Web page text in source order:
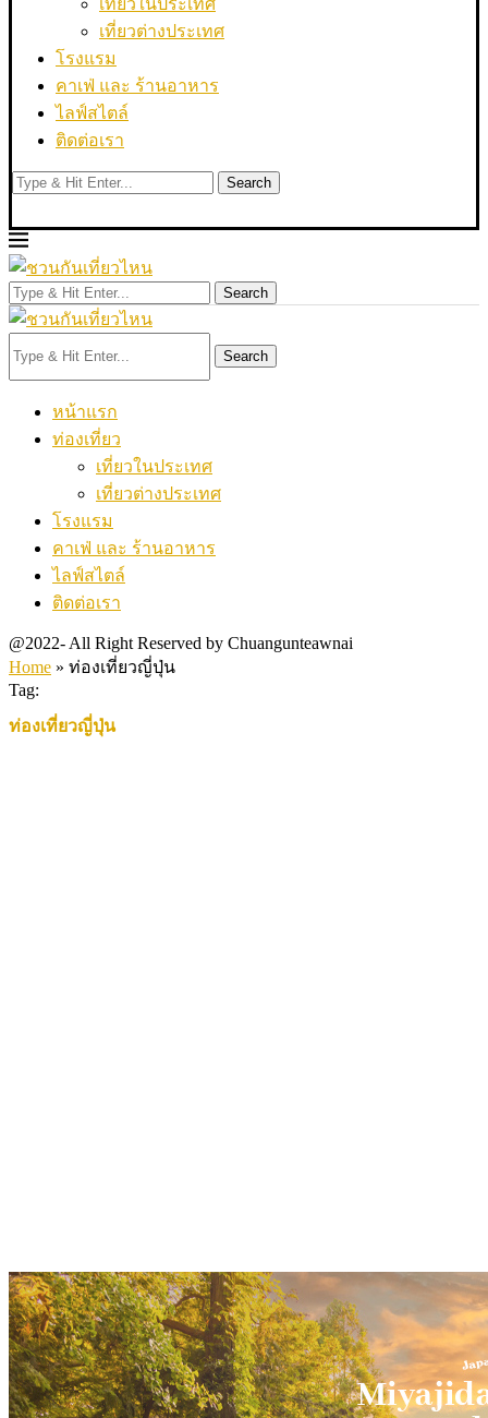
เที่ยวในประเทศ
เที่ยวต่างประเทศ
โรงแรม
คาเฟ่ และ ร้านอาหาร
ไลฟ์สไตล์
ติดต่อเรา
Search
Search
Search
หน้าแรก
ท่องเที่ยว
เที่ยวในประเทศ
เที่ยวต่างประเทศ
โรงแรม
คาเฟ่ และ ร้านอาหาร
ไลฟ์สไตล์
ติดต่อเรา
@2022- All Right Reserved by Chuangunteawnai
Home » ท่องเที่ยวญี่ปุ่น
Tag:
ท่องเที่ยวญี่ปุ่น